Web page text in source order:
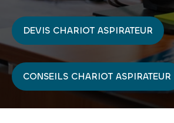
DEVIS CHARIOT ASPIRATEUR
CONSEILS CHARIOT ASPIRATEUR